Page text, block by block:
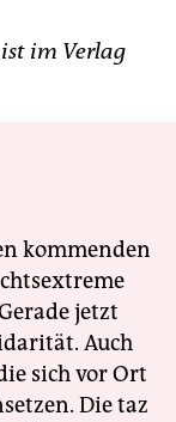
im Verlag
kommenden
jetzt
Auch
sich vor Ort
Die taz